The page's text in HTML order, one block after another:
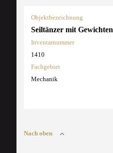
Objektbezeichnung
Seiltänzer mit Gewichten
Inventarnummer
1410
Fachgebiet
Mechanik
Nach oben